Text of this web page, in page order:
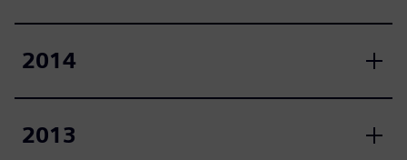
2014
2013